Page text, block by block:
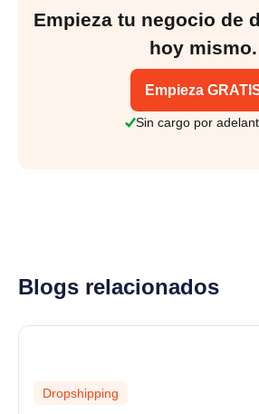
Empieza tu negocio de
hoy mismo.
Empieza
Sin cargo por
Blogs relacionados
Dropshipping